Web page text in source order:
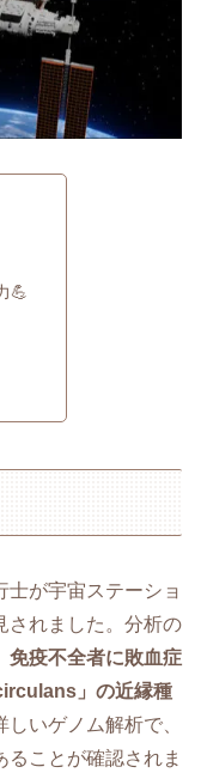
💪
士が宇宙ステーショ
されました。分析の
免疫不全者に敗血症
」の近縁種
いゲノム解析で、
ることが確認されま